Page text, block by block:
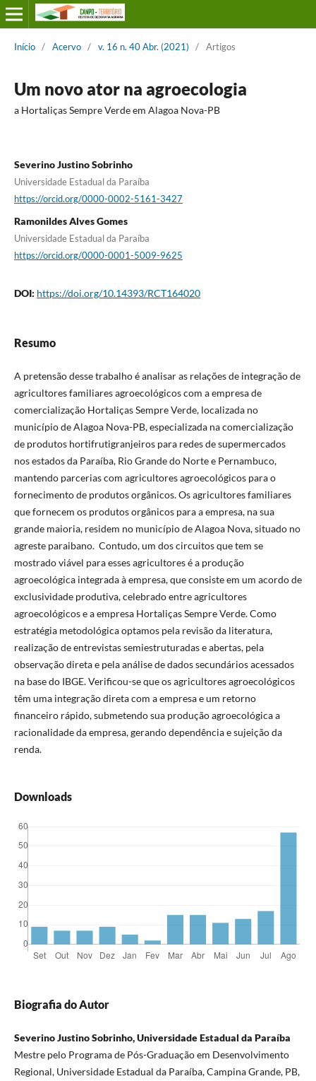
Início / Acervo / v. 16 n. 40 Abr. (2021) / Artigos
Um novo ator na agroecologia
a Hortaliças Sempre Verde em Alagoa Nova-PB
Severino Justino Sobrinho
Universidade Estadual da Paraíba
https://orcid.org/0000-0002-5161-3427
Ramonildes Alves Gomes
Universidade Estadual da Paraíba
https://orcid.org/0000-0001-5009-9625
DOI: https://doi.org/10.14393/RCT164020
Resumo
A pretensão desse trabalho é analisar as relações de integração de
agricultores familiares agroecológicos com a empresa de
comercialização Hortaliças Sempre Verde, localizada no
município de Alagoa Nova-PB, especializada na comercialização
de produtos hortifrutigranjeiros para redes de supermercados
nos estados da Paraíba, Rio Grande do Norte e Pernambuco,
mantendo parcerias com agricultores agroecológicos para o
fornecimento de produtos orgânicos. Os agricultores familiares
que fornecem os produtos orgânicos para a empresa, na sua
grande maioria, residem no município de Alagoa Nova, situado no
agreste paraibano. Contudo, um dos circuitos que tem se
mostrado viável para esses agricultores é a produção
agroecológica integrada à empresa, que consiste em um acordo de
exclusividade produtiva, celebrado entre agricultores
agroecológicos e a empresa Hortaliças Sempre Verde. Como
estratégia metodológica optamos pela revisão da literatura,
realização de entrevistas semiestruturadas e abertas, pela
observação direta e pela análise de dados secundários acessados
na base do IBGE. Verificou-se que os agricultores agroecológicos
têm uma integração direta com a empresa e um retorno
financeiro rápido, submetendo sua produção agroecológica a
racionalidade da empresa, gerando dependência e sujeição da
renda.
Downloads
Biografia do Autor
Severino Justino Sobrinho, Universidade Estadual da Paraíba
Mestre pelo Programa de Pós-Graduação em Desenvolvimento
Regional, Universidade Estadual da Paraíba, Campina Grande, PB,